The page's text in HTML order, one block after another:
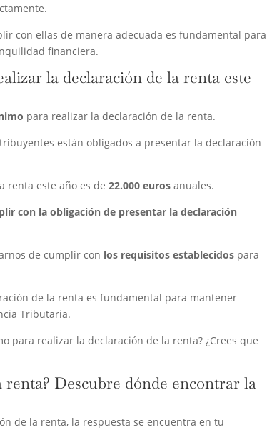
con ellas de manera adecuada es fundamental para
financiera.
la declaración de la renta este
para realizar la declaración de la renta.
están obligados a presentar la declaración
renta este año es de22.000 euros anuales.
con la obligación de presentar la declaración
de cumplir con los requisitos establecidos para
de la renta es fundamental para mantener
Tributaria.
para realizar la declaración de la renta? ¿Crees que
renta? Descubre dónde encontrar la
de la renta, la respuesta se encuentra en tu